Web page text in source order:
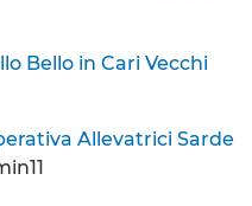
Bello in Cari Vecchi
Allevatrici Sarde